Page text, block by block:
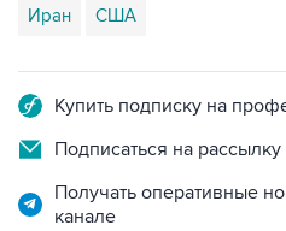
Иран США
Купить подписку на
Подписаться на
Получать оперативные
канале